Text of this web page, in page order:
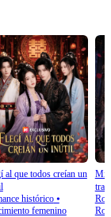
al que todos creían un
histórico⦁
femenino
Mi